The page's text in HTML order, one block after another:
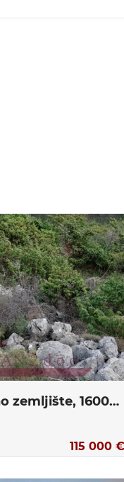
Poljoprivredno zemljište, 16000m2, Primošten - Donje Ložinice
115 000 €